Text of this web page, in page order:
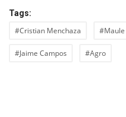
Tags:
#Cristian Menchaza
#Jaime Campos #Agro